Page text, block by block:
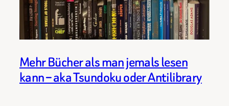
Mehr Bücher als man jemals lesen
kann – aka Tsundoku oder Antilibrary